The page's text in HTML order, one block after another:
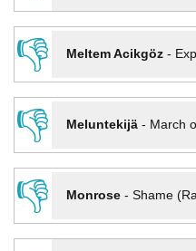
👎
Meltem Acikgöz-
👎
Meluntekijä- March
👎
Monrose- Shame